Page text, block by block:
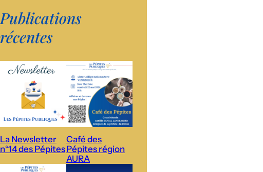
Publications
récentes
La Newsletter
n°14 des Pépites
Café des
Pépites région
AURA